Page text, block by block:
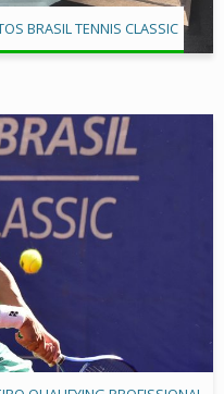
BRASIL TENNIS CLASSIC